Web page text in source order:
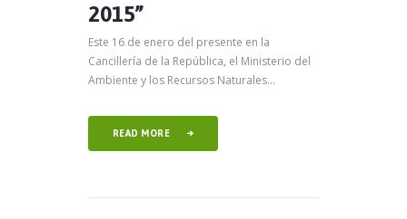
2015”
Este 16 de enero del presente en la
Cancillería de la República, el Ministerio del
Ambiente y los Recursos Naturales...
READ MORE